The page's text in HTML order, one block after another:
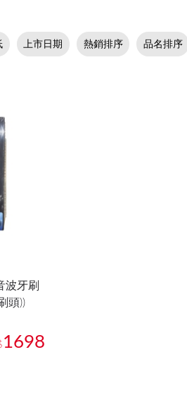
上市日期 熱銷排序 品名排序
波牙刷
頭))
1698